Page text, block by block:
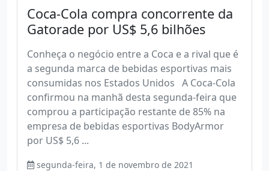
Coca-Cola compra concorrente da
Gatorade por US$ 5,6 bilhões
Conheça o negócio entre a Coca e a rival que é
a segunda marca de bebidas esportivas mais
consumidas nos Estados Unidos A Coca-Cola
confirmou na manhã desta segunda-feira que
comprou a participação restante de 85% na
empresa de bebidas esportivas BodyArmor
por US$ 5,6 ...
segunda-feira, 1 de novembro de 2021